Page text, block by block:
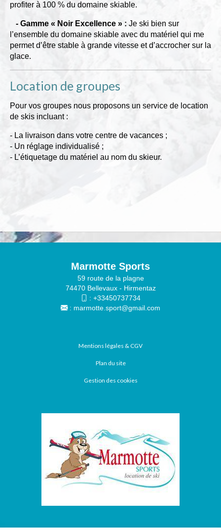
profiter à 100 % du domaine skiable.
- Gamme « Noir Excellence » : Je ski bien sur
l’ensemble du domaine skiable avec du matériel qui me
permet d’être stable à grande vitesse et d’accrocher sur la
glace.
Location de groupes
Pour vos groupes nous proposons un service de location
de skis incluant :
- La livraison dans votre centre de vacances ;
- Un réglage individualisé ;
- L’étiquetage du matériel au nom du skieur.
Marmotte Sports
59 route de la plagne
74470 Bellevaux - Hirmentaz
: +33450737734
: marmotte.sport@gmail.com
Mentions légales & CGV
Plan du site
Gestion des cookies